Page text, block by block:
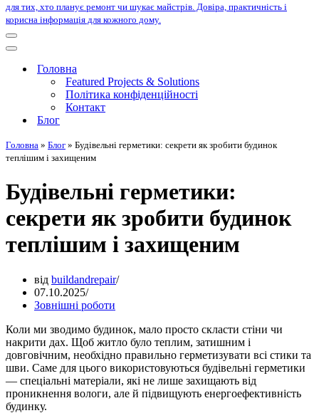
для тих, хто планує ремонт чи шукає майстрів. Довіра, практичність і
корисна інформація для кожного дому.
Меню
навігації
Меню
навігаціїГоловна
Featured Projects & Solutions
Політика конфіденційності
Контакт
Блог
Головна » Блог » Будівельні герметики: секрети як зробити будинок
теплішим і захищеним
Будівельні герметики:
секрети як зробити будинок
теплішим і захищеним
від buildandrepair
07.10.2025
Зовнішні роботи
Коли ми зводимо будинок, мало просто скласти стіни чи
накрити дах. Щоб житло було теплим, затишним і
довговічним, необхідно правильно герметизувати всі стики та
шви. Саме для цього використовуються будівельні герметики
— спеціальні матеріали, які не лише захищають від
проникнення вологи, але й підвищують енергоефективність
будинку.